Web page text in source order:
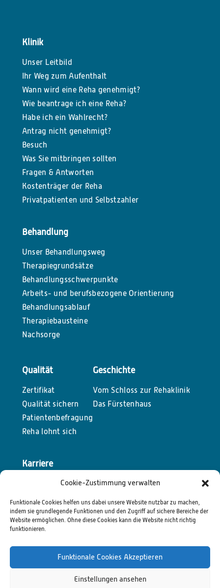
Cookie-Zustimmung verwalten
Funktionale Cookies helfen uns dabei unsere Website nutzbar zu machen,
indem sie grundlegende Funktionen und den Zugriff auf sichere Bereiche der
Website ermöglichen. Ohne diese Cookies kann die Website nicht richtig
funktionieren.
Funktionale Cookies Akzeptieren
Einstellungen ansehen
Klinik
Unser Leitbild
Ihr Weg zum Aufenthalt
Wann wird eine Reha genehmigt?
Wie beantrage ich eine Reha?
Habe ich ein Wahlrecht?
Antrag nicht genehmigt?
Besuch
Was Sie mitbringen sollten
Fragen & Antworten
Kostenträger der Reha
Privatpatienten und Selbstzahler
Behandlung
Unser Behandlungsweg
Therapiegrundsätze
Behandlungsschwerpunkte
Arbeits- und berufsbezogene Orientierung
Behandlungsablauf
Therapiebausteine
Nachsorge
Qualität
Zertifikat
Qualität sichern
Patientenbefragung
Reha lohnt sich
Geschichte
Vom Schloss zur Rehaklinik
Das Fürstenhaus
Karriere
Unsere aktuellen Stellenangebote
Kontakt